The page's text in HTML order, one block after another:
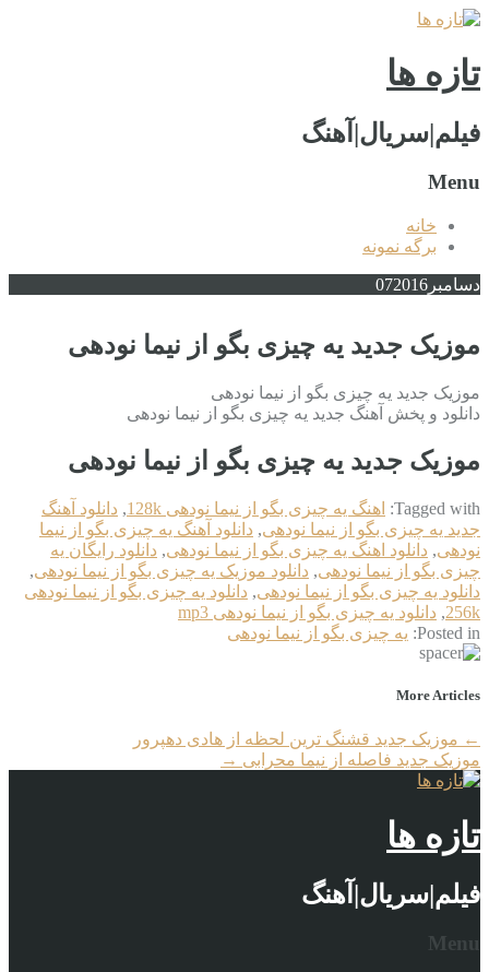
تازه ها
فیلم|سریال|آهنگ
Menu
خانه
برگه نمونه
دسامبر 072016
موزیک جدید یه چیزی بگو از نیما نودهی
موزیک جدید یه چیزی بگو از نیما نودهی
دانلود و پخش آهنگ جدید یه چیزی بگو از نیما نودهی
موزیک جدید یه چیزی بگو از نیما نودهی
Tagged with: اهنگ یه چیزی بگو از نیما نودهی 128k , دانلود آهنگ
جدید یه چیزی بگو از نیما نودهی, دانلود آهنگ یه چیزی بگو از نیما
نودهی, دانلود اهنگ یه چیزی بگو از نیما نودهی, دانلود رایگان یه
چیزی بگو از نیما نودهی, دانلود موزیک یه چیزی بگو از نیما نودهی,
دانلود یه چیزی بگو از نیما نودهی, دانلود یه چیزی بگو از نیما نودهی
256k
, دانلود یه چیزی بگو از نیما نودهی mp3
Posted in: یه چیزی بگو از نیما نودهی
More Articles
← موزیک جدید قشنگ ترین لحظه از هادی دهپرور
موزیک جدید فاصله از نیما محرابی →
تازه ها
فیلم|سریال|آهنگ
Menu